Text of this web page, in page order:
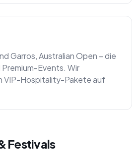
Garros, Australian Open – die
Premium-Events. Wir
VIP-Hospitality-Pakete auf
Festivals